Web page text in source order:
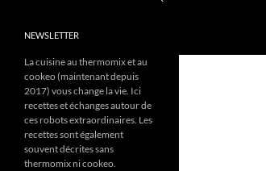
NEWSLETTER
La cuisine au thermomix et au
cookeo (maintenant depuis
2017) vous change la vie. Ici
recettes et échanges autour de
ces robots extraordinaires. Les
recettes sont également
souvent décrites sans
thermomix ni cookeo.